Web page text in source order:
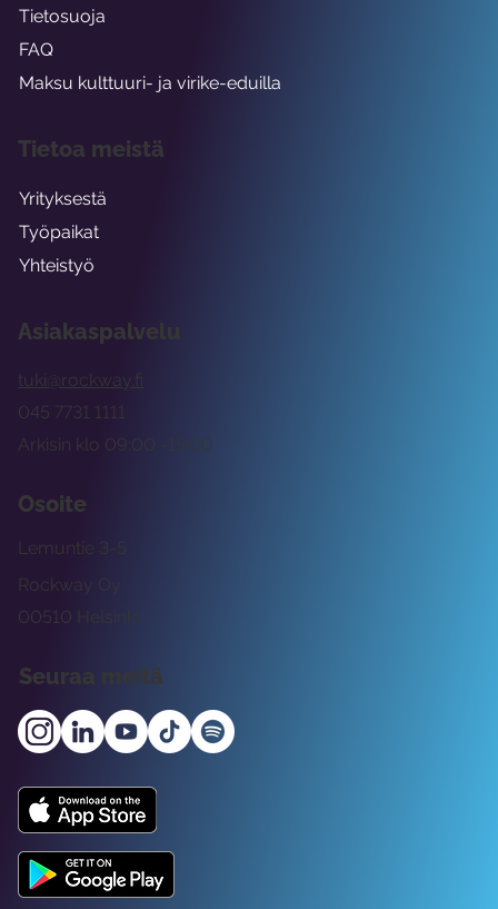
Asiakaspalvelu
tuki@rockway.fi
Arkisin klo 09:00 -15:00
045 7731 1111
Osoite
Rockway Oy
Lemuntie 3-5
00510 Helsinki
Seuraa meitä
Tietosuoja
FAQ
Maksu kulttuuri- ja virike-eduilla
Tietoa meistä
Yrityksestä
Työpaikat
Yhteistyö